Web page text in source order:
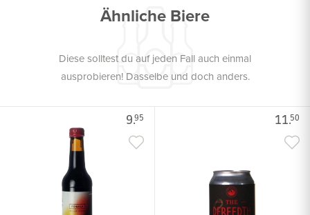
Ähnliche Biere
Diese solltest du auf jeden Fall auch einmal
ausprobieren! Dasselbe und doch anders.
9.95 11.50